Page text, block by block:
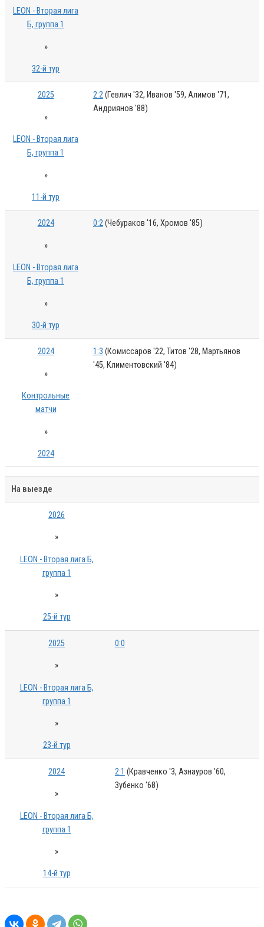
LEON - Вторая лига
Б, группа 1
»
32-й тур
2025
»
LEON - Вторая лига
Б, группа 1
»
11-й тур
2:2(Гевлич '32, Иванов '59, Алимов '71,
Андриянов '88)
2024
»
LEON - Вторая лига
Б, группа 1
»
30-й тур
0:2(Чебураков '16, Хромов '85)
2024
»
Контрольные
матчи
»
2024
1:3 (Комиссаров '22, Титов '28, Мартьянов
'45, Климентовский '84)
На выезде
2026
»
LEON - Вторая лига Б,
группа 1
»
25-й тур
2025
»
LEON - Вторая лига Б,
группа 1
»
23-й тур
0:0
2024
»
LEON - Вторая лига Б,
группа 1
»
14-й тур
2:1 (Кравченко '3, Азнауров '60,
Зубенко '68)